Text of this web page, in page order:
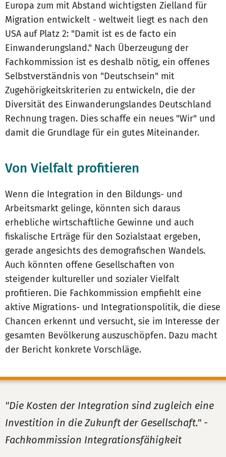
Europa zum mit Abstand wichtigsten Zielland für
Migration entwickelt - weltweit liegt es nach den
USA auf Platz 2: "Damit ist es de facto ein
Einwanderungsland." Nach Überzeugung der
Fachkommission ist es deshalb nötig, ein offenes
Selbstverständnis von "Deutschsein" mit
Zugehörigkeitskriterien zu entwickeln, die der
Diversität des Einwanderungslandes Deutschland
Rechnung tragen. Dies schaffe ein neues "Wir" und
damit die Grundlage für ein gutes Miteinander.
Von Vielfalt profitieren
Wenn die Integration in den Bildungs- und
Arbeitsmarkt gelinge, könnten sich daraus
erhebliche wirtschaftliche Gewinne und auch
fiskalische Erträge für den Sozialstaat ergeben,
gerade angesichts des demografischen Wandels.
Auch könnten offene Gesellschaften von
steigender kultureller und sozialer Vielfalt
profitieren. Die Fachkommission empfiehlt eine
aktive Migrations- und Integrationspolitik, die diese
Chancen erkennt und versucht, sie im Interesse der
gesamten Bevölkerung auszuschöpfen. Dazu macht
der Bericht konkrete Vorschläge.
"Die Kosten der Integration sind zugleich eine
Investition in die Zukunft der Gesellschaft." -
Fachkommission Integrationsfähigkeit